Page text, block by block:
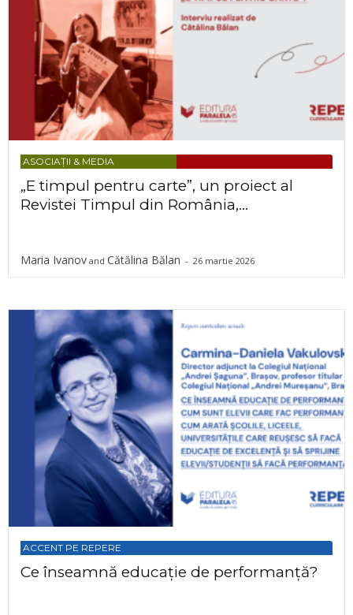
ASOCIAȚII & MEDIA
„E timpul pentru carte”, un proiect al
Revistei Timpul din România,...
Maria Ivanov and Cătălina Bălan - 26 martie 2026
ACCENT PE REPERE
Ce înseamnă educație de performanță?